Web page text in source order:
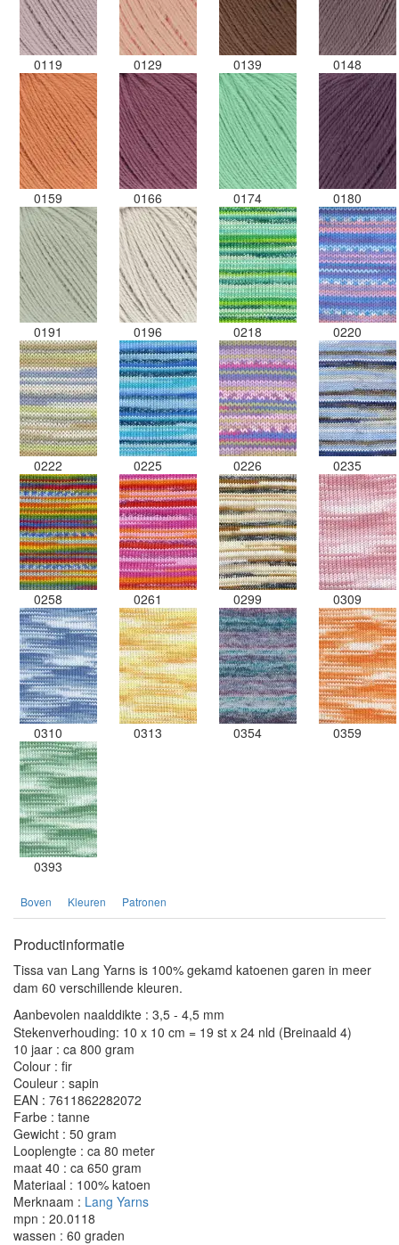
0119 0129 0139 0148
0159 0166 0174 0180
0191 0196 0218 0220
0222 0225 0226 0235
0258 0261 0299 0309
0310 0313 0354 0359
0393
Boven Kleuren Patronen
Productinformatie
Tissa van Lang Yarns is 100% gekamd katoenen garen in meer
dam 60 verschillende kleuren.
Aanbevolen naalddikte : 3,5 - 4,5 mm
Stekenverhouding: 10 x 10 cm = 19 st x 24 nld (Breinaald 4)
10 jaar : ca 800 gram
Colour : fir
Couleur : sapin
EAN : 7611862282072
Farbe : tanne
Gewicht : 50 gram
Looplengte : ca 80 meter
maat 40 : ca 650 gram
Materiaal : 100% katoen
Merknaam : Lang Yarns
mpn : 20.0118
wassen : 60 graden